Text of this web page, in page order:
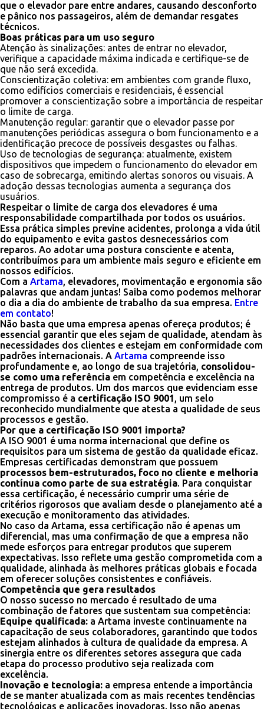
que o elevador pare entre andares, causando desconforto
e pânico nos passageiros, além de demandar resgates
técnicos.
Boas práticas para um uso seguro
Atenção às sinalizações: antes de entrar no elevador,
verifique a capacidade máxima indicada e certifique-se de
que não será excedida.
Conscientização coletiva: em ambientes com grande fluxo,
como edifícios comerciais e residenciais, é essencial
promover a conscientização sobre a importância de respeitar
o limite de carga.
Manutenção regular: garantir que o elevador passe por
manutenções periódicas assegura o bom funcionamento e a
identificação precoce de possíveis desgastes ou falhas.
Uso de tecnologias de segurança: atualmente, existem
dispositivos que impedem o funcionamento do elevador em
caso de sobrecarga, emitindo alertas sonoros ou visuais. A
adoção dessas tecnologias aumenta a segurança dos
usuários.
Respeitar o limite de carga dos elevadores é uma
responsabilidade compartilhada por todos os usuários.
Essa prática simples previne acidentes, prolonga a vida útil
do equipamento e evita gastos desnecessários com
reparos. Ao adotar uma postura consciente e atenta,
contribuímos para um ambiente mais seguro e eficiente em
nossos edifícios.
Com a Artama, elevadores, movimentação e ergonomia são
palavras que andam juntas! Saiba como podemos melhorar
o dia a dia do ambiente de trabalho da sua empresa. Entre
em contato!
Não basta que uma empresa apenas ofereça produtos; é
essencial garantir que eles sejam de qualidade, atendam às
necessidades dos clientes e estejam em conformidade com
padrões internacionais. A Artama compreende isso
profundamente e, ao longo de sua trajetória, consolidou-
se como uma referência em competência e excelência na
entrega de produtos. Um dos marcos que evidenciam esse
compromisso é a certificação ISO 9001, um selo
reconhecido mundialmente que atesta a qualidade de seus
processos e gestão.
Por que a certificação ISO 9001 importa?
A ISO 9001 é uma norma internacional que define os
requisitos para um sistema de gestão da qualidade eficaz.
Empresas certificadas demonstram que possuem
processos bem-estruturados, foco no cliente e melhoria
contínua como parte de sua estratégia. Para conquistar
essa certificação, é necessário cumprir uma série de
critérios rigorosos que avaliam desde o planejamento até a
execução e monitoramento das atividades.
No caso da Artama, essa certificação não é apenas um
diferencial, mas uma confirmação de que a empresa não
mede esforços para entregar produtos que superem
expectativas. Isso reflete uma gestão comprometida com a
qualidade, alinhada às melhores práticas globais e focada
em oferecer soluções consistentes e confiáveis.
Competência que gera resultados
O nosso sucesso no mercado é resultado de uma
combinação de fatores que sustentam sua competência:
Equipe qualificada: a Artama investe continuamente na
capacitação de seus colaboradores, garantindo que todos
estejam alinhados à cultura de qualidade da empresa. A
sinergia entre os diferentes setores assegura que cada
etapa do processo produtivo seja realizada com
excelência.
Inovação e tecnologia: a empresa entende a importância
de se manter atualizada com as mais recentes tendências
tecnológicas e aplicações inovadoras. Isso não apenas